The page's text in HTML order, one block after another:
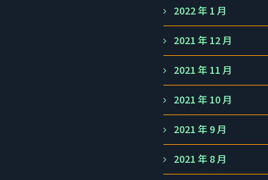
2022 年 1 月
2021 年 12 月
2021 年 11 月
2021 年 10 月
2021 年 9 月
2021 年 8 月